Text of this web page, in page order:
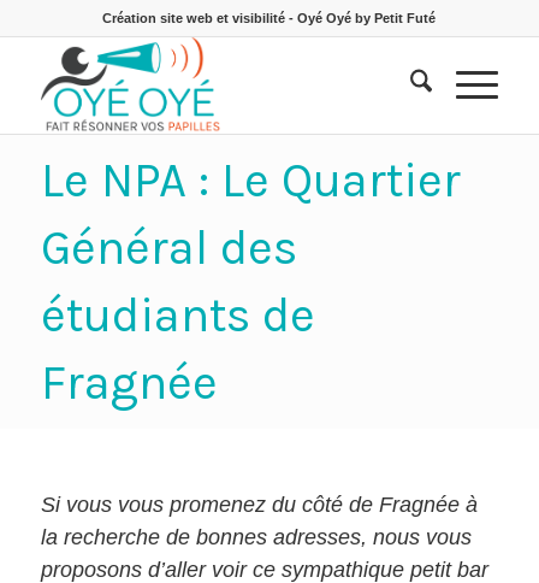
Création site web et visibilité - Oyé Oyé by Petit Futé
Le NPA : Le Quartier
Général des
étudiants de
Fragnée
Si vous vous promenez du côté de Fragnée à
la recherche de bonnes adresses, nous vous
proposons d’aller voir ce sympathique petit bar